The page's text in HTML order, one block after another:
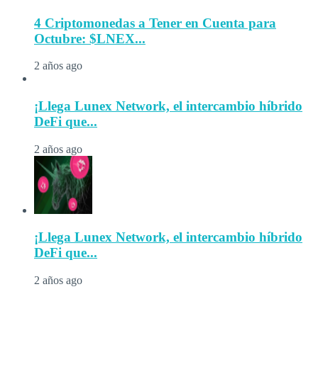
4 Criptomonedas a Tener en Cuenta para
Octubre: $LNEX...
2 años ago
¡Llega Lunex Network, el intercambio híbrido
DeFi que...
2 años ago
¡Llega Lunex Network, el intercambio híbrido
DeFi que...
2 años ago